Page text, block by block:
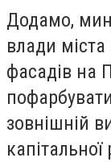
Додамо,
влади
фасадів на
зовнішній